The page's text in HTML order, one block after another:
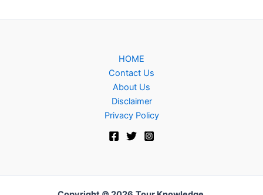
HOME
Contact Us
About Us
Disclaimer
Privacy Policy